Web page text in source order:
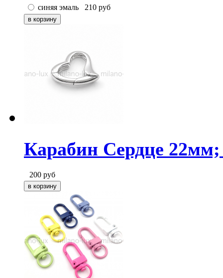
синяя эмаль
210 руб
Карабин Сердце 22мм;
200 руб